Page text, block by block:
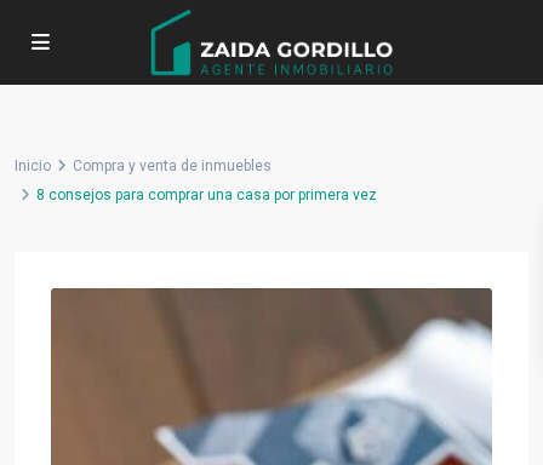
Inicio
Compra y venta de inmuebles
8 consejos para comprar una casa por primera vez